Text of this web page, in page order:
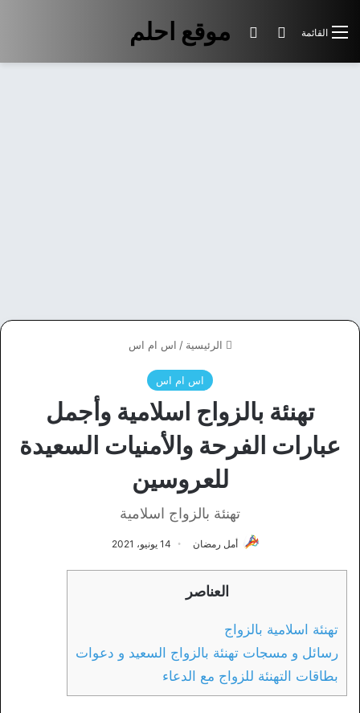
موقع احلم القائمة بحث عنالوضع المظلم
الرئيسية / اس ام اس
اس ام اس
تهنئة بالزواج اسلامية وأجمل
عبارات الفرحة والأمنيات السعيدة
للعروسين
تهنئة بالزواج اسلامية
أمل رمضان 14 يونيو، 2021
العناصر
تهنئة اسلامية بالزواج
رسائل و مسجات تهنئة بالزواج السعيد و دعوات
بطاقات التهنئة للزواج مع الدعاء